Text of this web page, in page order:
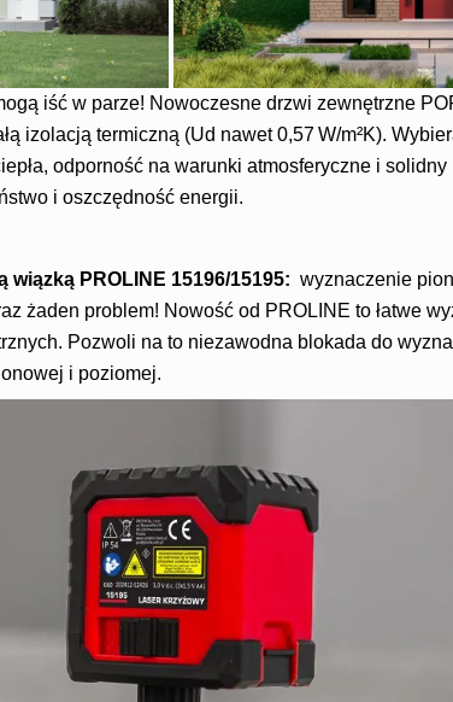
iść w parze! Nowoczesne drzwi zewnętrzne
izolacją termiczną (Ud nawet 0,57 W/m²K).
odporność na warunki atmosferyczne i
i oszczędność energii.
wiązką PROLINE 15196/15195: wyznaczenie
żaden problem! Nowość od PROLINE to łatwe
Pozwoli na to niezawodna blokada do
i poziomej.